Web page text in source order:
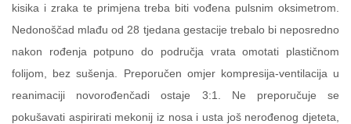
kisika i zraka te primjena treba biti vođena pulsnim oksimetrom.
Nedonoščad mlađu od 28 tjedana gestacije trebalo bi neposredno
nakon rođenja potpuno do područja vrata omotati plastičnom
folijom, bez sušenja. Preporučen omjer kompresija-ventilacija u
reanimaciji novorođenčadi ostaje 3:1. Ne preporučuje se
pokušavati aspirirati mekonij iz nosa i usta još nerođenog djeteta,